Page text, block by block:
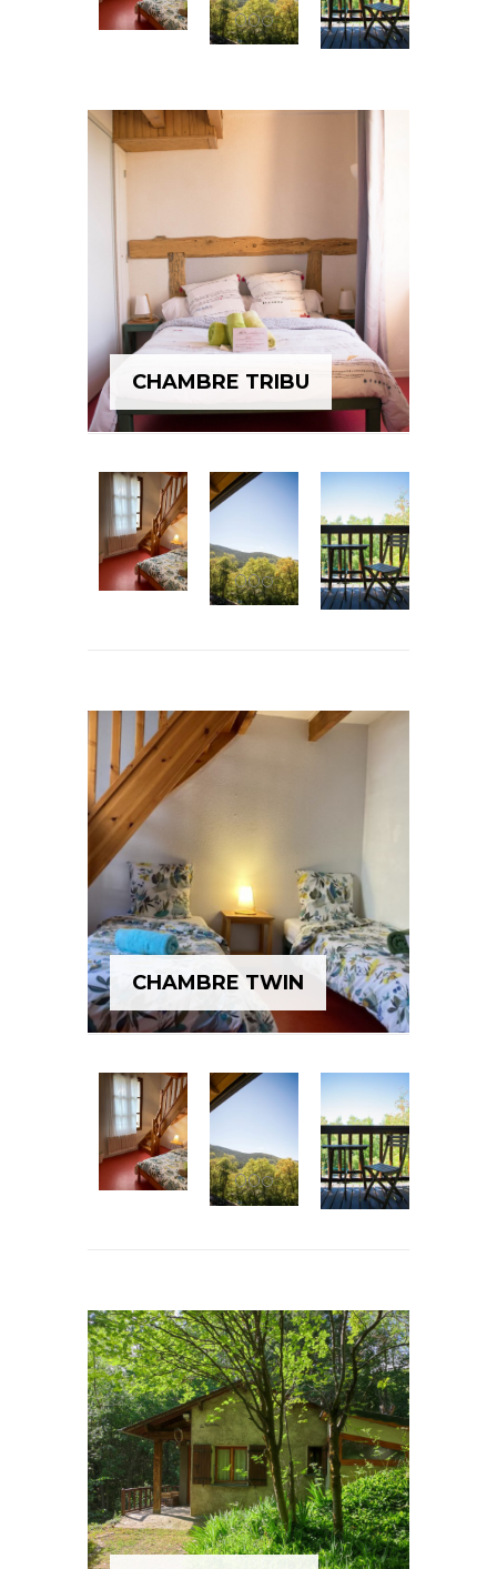
d’un lit parapluie
type
Prix : à partir de 192,00€
soit
Réserver
CHAMBRE TRIBU
Caractéristiques : 2 lits simples
mezzanine.
Les + : chambre spacieuse et
discrète, possibilité d’ajout d’un lit
parapluie
Prix : à partir de 69,00€
89,00€ (duo)
Réserver
CHAMBRE TWIN
Caractéristiques : 1 chambre
chambre cabine avec un lit 140,
salle-de-bain et WC séparés.
Les + : Terrasse et jardin vue
nature et forêt.
Prix : à partir de 90,00€ / nuit
Réserver